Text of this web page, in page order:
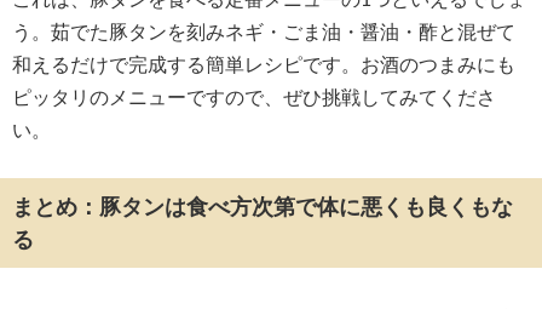
う。茹でた豚タンを刻みネギ・ごま油・醤油・酢と混ぜて
和えるだけで完成する簡単レシピです。お酒のつまみにも
ピッタリのメニューですので、ぜひ挑戦してみてくださ
い。
まとめ：豚タンは食べ方次第で体に悪くも良くもな
る